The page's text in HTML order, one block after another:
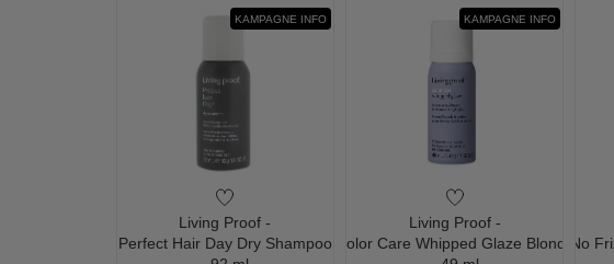
KAMPAGNE INFO
Living Proof -
Perfect Hair Day Dry Shampoo
KAMPAGNE INFO
Living Proof -
Color Care Whipped Glaze Blonde No